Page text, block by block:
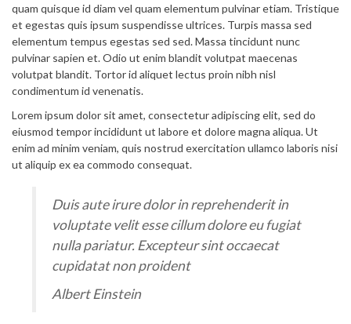
quam quisque id diam vel quam elementum pulvinar etiam. Tristique
et egestas quis ipsum suspendisse ultrices. Turpis massa sed
elementum tempus egestas sed sed. Massa tincidunt nunc
pulvinar sapien et. Odio ut enim blandit volutpat maecenas
volutpat blandit. Tortor id aliquet lectus proin nibh nisl
condimentum id venenatis.
Lorem ipsum dolor sit amet, consectetur adipiscing elit, sed do
eiusmod tempor incididunt ut labore et dolore magna aliqua. Ut
enim ad minim veniam, quis nostrud exercitation ullamco laboris nisi
ut aliquip ex ea commodo consequat.
Duis aute irure dolor in reprehenderit in
voluptate velit esse cillum dolore eu fugiat
nulla pariatur. Excepteur sint occaecat
cupidatat non proident
Albert Einstein